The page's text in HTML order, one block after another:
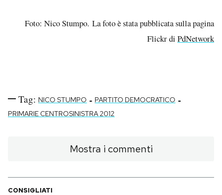
Foto: Nico Stumpo. La foto è stata pubblicata sulla pagina
Flickr di PdNetwork
Tag: NICO STUMPO - PARTITO DEMOCRATICO -
PRIMARIE CENTROSINISTRA 2012
Mostra i commenti
CONSIGLIATI